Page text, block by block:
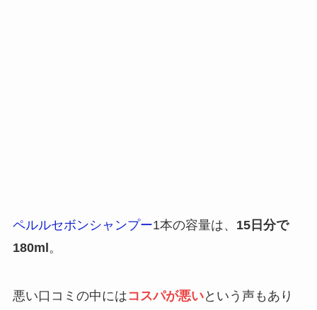
ペルルセボンシャンプー1本の容量は、 15日分で
180ml 。
悪い口コミの中にはコスパが悪いという声もあり